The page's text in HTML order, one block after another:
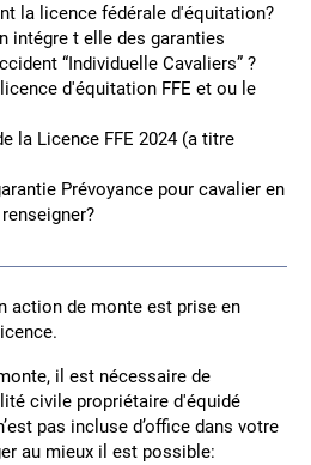
la licence fédérale d'équitation?
intégre t elle des garanties
“Individuelle Cavaliers” ?
d'équitation FFE et ou le
la Licence FFE 2024 (a titre
Prévoyance pour cavalier en
action de monte est prise en
il est nécessaire de
civile propriétaire d'équidé
pas incluse d’office dans votre
au mieux il est possible: